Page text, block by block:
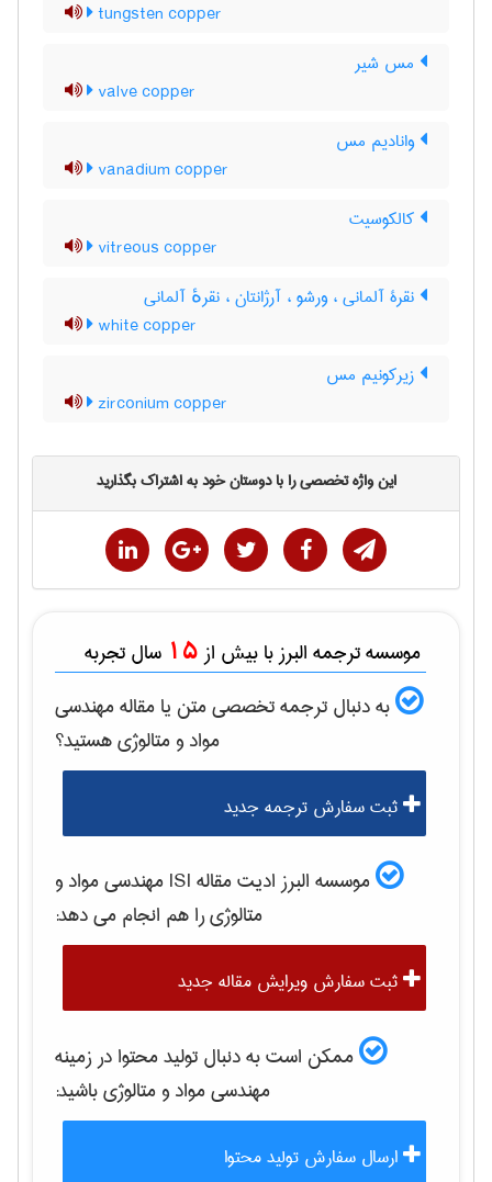
tungsten copper
مس شیر
valve copper
وانادیم مس
vanadium copper
کالکوسیت
vitreous copper
نقرۀ آلمانی ، ورشو ، آرژانتان ، نقرهٔ آلمانی
white copper
زیرکونیم مس
zirconium copper
این واژه تخصصی را با دوستان خود به اشتراک بگذارید
موسسه ترجمه البرز با بیش از 15 سال تجربه
به دنبال ترجمه تخصصی متن یا مقالهمهندسی
مواد و متالوژیهستید؟
ثبت سفارش ترجمه جدید
موسسه البرز ادیت مقاله ISI
مهندسی مواد و
متالوژیرا هم انجام می دهد:
ثبت سفارش ویرایش مقاله جدید
ممکن است به دنبال تولید محتوا در زمینه
مهندسی مواد و متالوژیباشید:
ارسال سفارش تولید محتوا